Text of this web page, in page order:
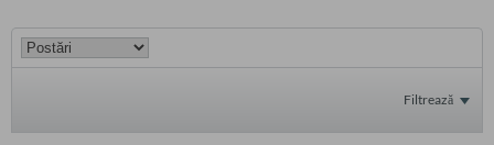
Filtrează